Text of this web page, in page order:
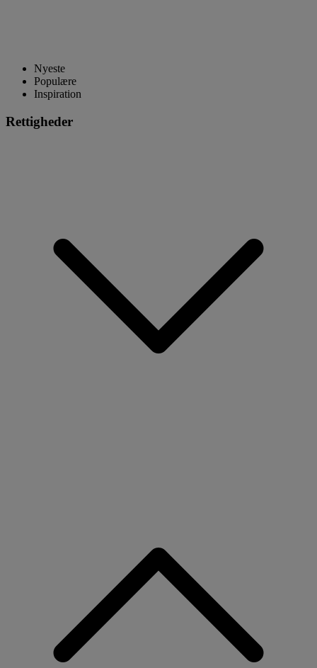
Nyeste
Populære
Inspiration
Rettigheder